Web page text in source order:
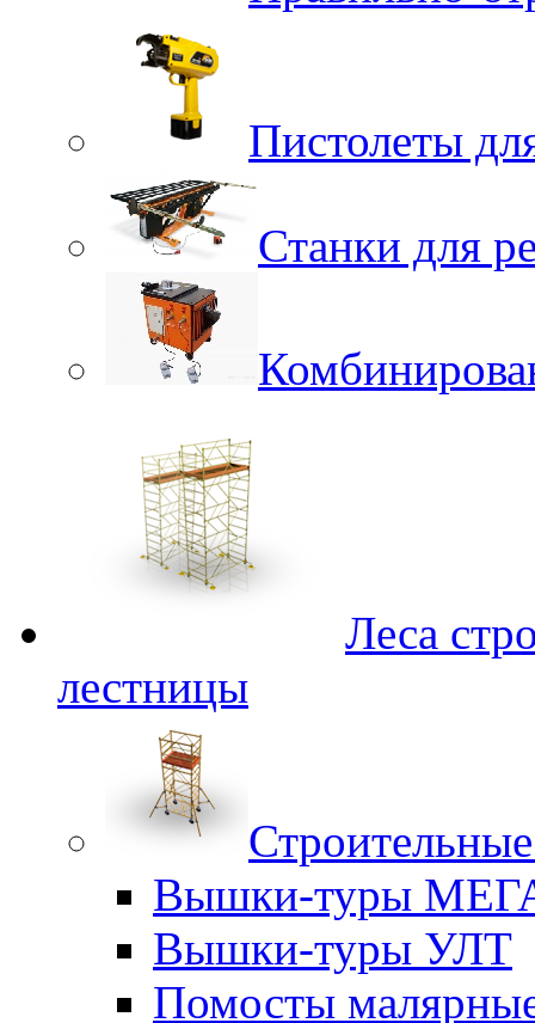
Пистолеты
Станки для
Леса
лестницы
Вышки-туры
Вышки-туры УЛТ
Помосты